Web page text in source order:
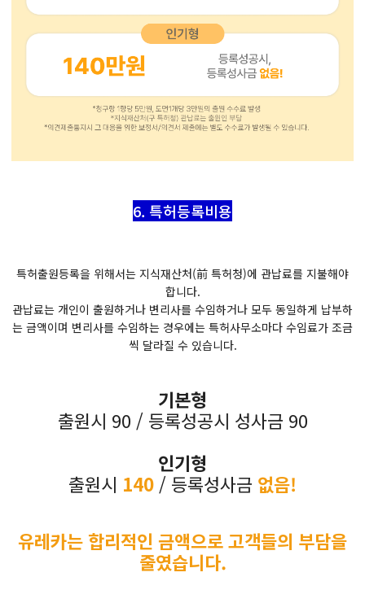
6. 특허등록비용
특허출원등록을 위해서는 지식재산처(前 특허청)에 관납료를 지불해야
합니다.
관납료는 개인이 출원하거나 변리사를 수임하거나 모두 동일하게 납부하
는 금액이며 변리사를 수임하는 경우에는 특허사무소마다 수임료가 조금
씩 달라질 수 있습니다.
기본형
출원시 90 / 등록성공시 성사금 90
인기형
출원시 140 / 등록성사금 없음!
유레카는 합리적인 금액으로 고객들의 부담을
줄였습니다.